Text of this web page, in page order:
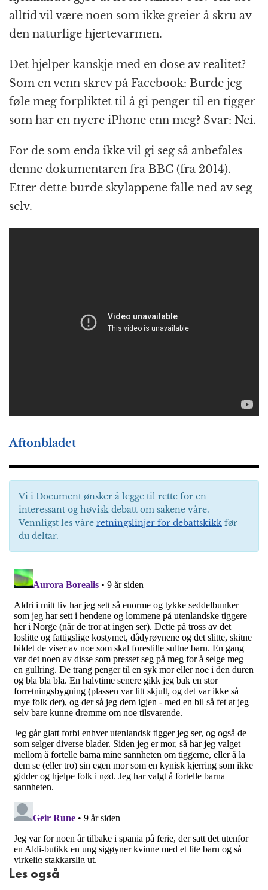
alltid vil være noen som ikke greier å skru av
den naturlige hjertevarmen.
Det hjelper kanskje med en dose av realitet?
Som en venn skrev på Facebook: Burde jeg
føle meg forpliktet til å gi penger til en tigger
som har en nyere iPhone enn meg? Svar: Nei.
For de som enda ikke vil gi seg så anbefales
denne dokumentaren fra BBC (fra 2014).
Etter dette burde skylappene falle ned av seg
selv.
Aftonbladet
Vi i Document ønsker å legge til rette for en
interessant og høvisk debatt om sakene våre.
Vennligst les våre retningslinjer for debattskikk før
du deltar.
Les også